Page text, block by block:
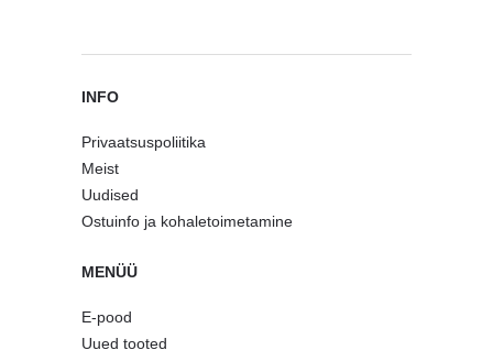
INFO
Privaatsuspoliitika
Meist
Uudised
Ostuinfo ja kohaletoimetamine
MENÜÜ
E-pood
Uued tooted